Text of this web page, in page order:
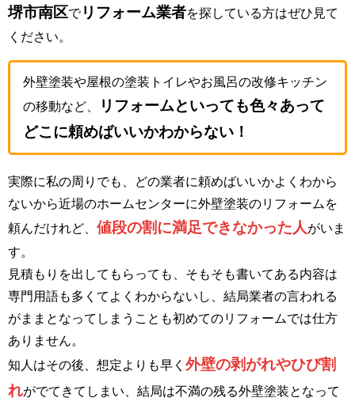
堺市南区でリフォーム業者を探している方はぜひ見て
ください。
外壁塗装や屋根の塗装トイレやお風呂の改修キッチン
の移動など、
リフォームといっても色々あって
どこに頼めばいいかわからない！
実際に私の周りでも、どの業者に頼めばいいかよくわから
ないから近場のホームセンターに外壁塗装のリフォームを
頼んだけれど、 値段の割に満足できなかった人 がいま
す。
見積もりを出してもらっても、そもそも書いてある内容は
専門用語も多くてよくわからないし、結局業者の言われる
がままとなってしまうことも初めてのリフォームでは仕方
ありません。
知人はその後、想定よりも早く 外壁の剥がれやひび割
れがでてきてしまい、結局は不満の残る外壁塗装となって